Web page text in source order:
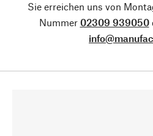
Sie erreichen uns von
Nummer 02309 939050